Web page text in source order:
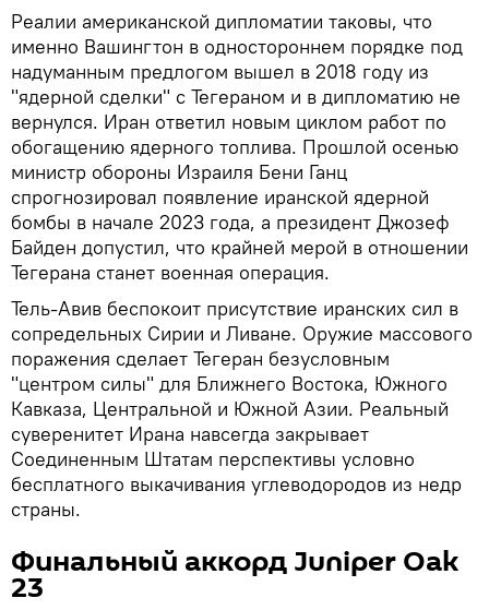
Реалии американской дипломатии таковы, что
именно Вашингтон в одностороннем порядке под
надуманным предлогом вышел в 2018 году из
"ядерной сделки" с Тегераном и в дипломатию не
вернулся. Иран ответил новым циклом работ по
обогащению ядерного топлива. Прошлой осенью
министр обороны Израиля Бени Ганц
спрогнозировал появление иранской ядерной
бомбы в начале 2023 года, а президент Джозеф
Байден допустил, что крайней мерой в отношении
Тегерана станет военная операция.
Тель-Авив беспокоит присутствие иранских сил в
сопредельных Сирии и Ливане. Оружие массового
поражения сделает Тегеран безусловным
"центром силы" для Ближнего Востока, Южного
Кавказа, Центральной и Южной Азии. Реальный
суверенитет Ирана навсегда закрывает
Соединенным Штатам перспективы условно
бесплатного выкачивания углеводородов из недр
страны.
Финальный аккорд Juniper Oak
23